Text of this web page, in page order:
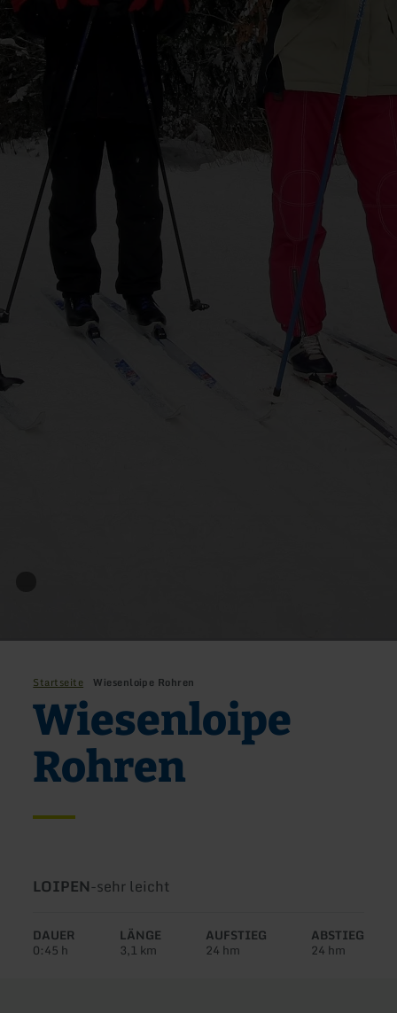
Startseite Wiesenloipe Rohren
Wiesenloipe
Rohren
Art
Tour:
LOIPEN-Schwierigkeit:
sehr leicht
DAUER
0:45 h
LÄNGE
3,1 km
AUFSTIEG
24 hm
ABSTIEG
24 hm